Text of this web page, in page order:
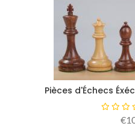
Pièces d'Échecs